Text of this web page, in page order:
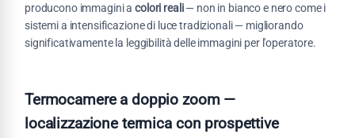
producono immagini acolori reali— non in bianco e nero come i
sistemi a intensificazione di luce tradizionali — migliorando
significativamente la leggibilità delle immagini per l'operatore.
Termocamere a doppio zoom —
localizzazione termica con prospettive